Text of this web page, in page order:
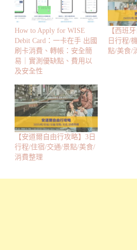
How to Apply for WISE
Debit Card：一卡在手 出國
刷卡消費、轉帳：安全簡
易｜實測優缺點、費用以
及安全性
【西班
日行程/
點/美食/
【安道爾自由行攻略】3日
行程/住宿/交通/景點/美食/
消費整理